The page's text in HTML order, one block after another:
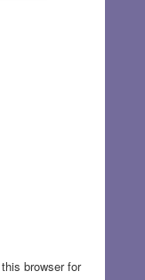
browser for